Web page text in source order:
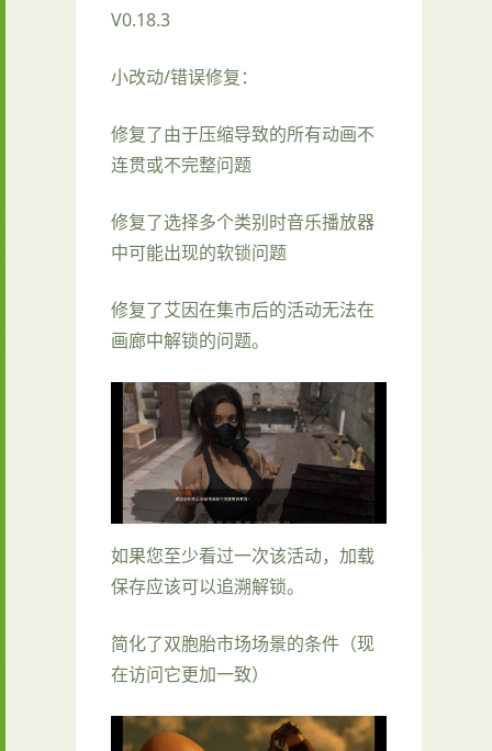
V0.18.3
小改动/错误修复：
修复了由于压缩导致的所有动画不
连贯或不完整问题
修复了选择多个类别时音乐播放器
中可能出现的软锁问题
修复了艾因在集市后的活动无法在
画廊中解锁的问题。
如果您至少看过一次该活动，加载
保存应该可以追溯解锁。
简化了双胞胎市场场景的条件（现
在访问它更加一致）